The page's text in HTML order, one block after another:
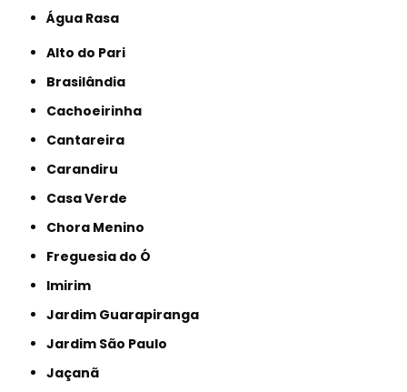
Água Rasa
Alto do Pari
Brasilândia
Cachoeirinha
Cantareira
Carandiru
Casa Verde
Chora Menino
Freguesia do Ó
Imirim
Jardim Guarapiranga
Jardim São Paulo
Jaçanã